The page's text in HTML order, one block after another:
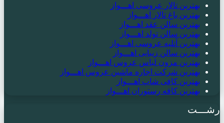
بهترین تالار عروسی اهـــواز
بهترین باغ تالار اهـــواز
بهترین سالن عقد اهـــواز
بهترین سالن تولد اهـــواز
بهترین آتلیه عروسی اهـــواز
بهترین سالن زیبایی اهـــواز
بهترین مزون لباس عروس اهـــواز
بهترین شرکت اجاره ماشین عروس اهـــواز
بهترین کافی شاپ اهـــواز
بهترین کافه رستوران اهـــواز
رشـــت